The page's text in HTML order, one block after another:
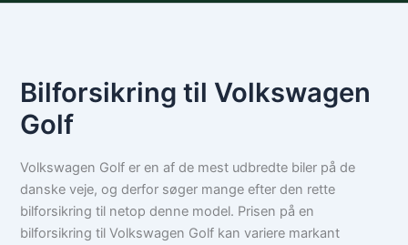
Bilforsikring til Volkswagen
Golf
Volkswagen Golf er en af de mest udbredte biler på de
danske veje, og derfor søger mange efter den rette
bilforsikring til netop denne model. Prisen på en
bilforsikring til Volkswagen Golf kan variere markant